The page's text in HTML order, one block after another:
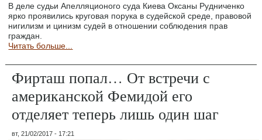
В деле судьи Апелляционого суда Киева Оксаны Рудниченко
ярко проявились круговая порука в судейской среде, правовой
нигилизм и цинизм судей в отношении соблюдения прав
граждан.
Читать больше...
Фирташ попал… От встречи с
американской Фемидой его
отделяет теперь лишь один шаг
вт, 21/02/2017 - 17:21